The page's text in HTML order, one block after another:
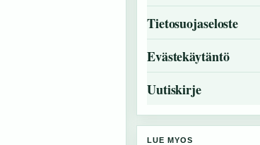
Tietosuojaseloste
Evästekäytäntö
Uutiskirje
LUE MYOS